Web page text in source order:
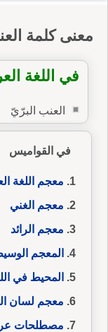
معنى كلمة
في اللغة
العنب البرّيّ
في القواميس
معجم اللغة
معجم الغني
معجم الرائد
المعجم
المحيط في
معجم لسان
مصطلحات